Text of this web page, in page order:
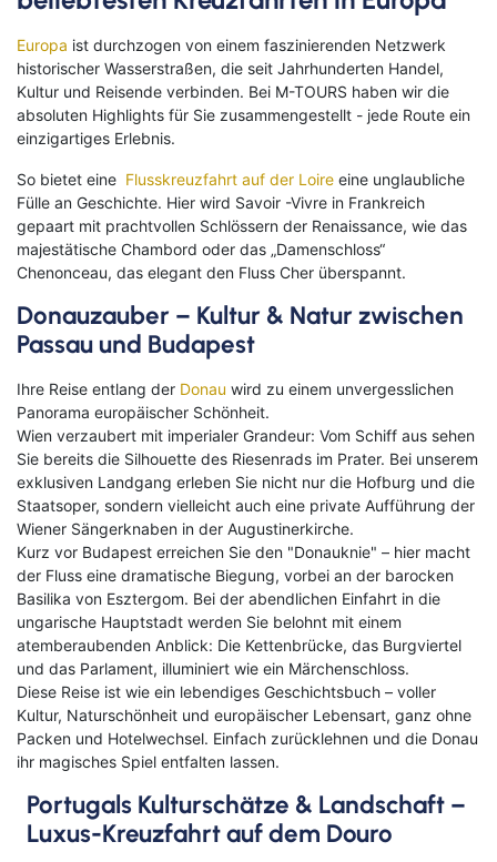
Europa ist durchzogen von einem faszinierenden Netzwerk
historischer Wasserstraßen, die seit Jahrhunderten Handel,
Kultur und Reisende verbinden. Bei M-TOURS haben wir die
absoluten Highlights für Sie zusammengestellt - jede Route ein
einzigartiges Erlebnis.
So bietet eine Flusskreuzfahrt auf der Loire eine unglaubliche
Fülle an Geschichte. Hier wird Savoir -Vivre in Frankreich
gepaart mit prachtvollen Schlössern der Renaissance, wie das
majestätische Chambord oder das „Damenschloss“
Chenonceau, das elegant den Fluss Cher überspannt.
Donauzauber – Kultur & Natur zwischen
Passau und Budapest
Ihre Reise entlang der Donau wird zu einem unvergesslichen
Panorama europäischer Schönheit.
Wien verzaubert mit imperialer Grandeur: Vom Schiff aus sehen
Sie bereits die Silhouette des Riesenrads im Prater. Bei unserem
exklusiven Landgang erleben Sie nicht nur die Hofburg und die
Staatsoper, sondern vielleicht auch eine private Aufführung der
Wiener Sängerknaben in der Augustinerkirche.
Kurz vor Budapest erreichen Sie den "Donauknie" – hier macht
der Fluss eine dramatische Biegung, vorbei an der barocken
Basilika von Esztergom. Bei der abendlichen Einfahrt in die
ungarische Hauptstadt werden Sie belohnt mit einem
atemberaubenden Anblick: Die Kettenbrücke, das Burgviertel
und das Parlament, illuminiert wie ein Märchenschloss.
Diese Reise ist wie ein lebendiges Geschichtsbuch – voller
Kultur, Naturschönheit und europäischer Lebensart, ganz ohne
Packen und Hotelwechsel. Einfach zurücklehnen und die Donau
ihr magisches Spiel entfalten lassen.
Portugals Kulturschätze & Landschaft –
Luxus-Kreuzfahrt auf dem Douro